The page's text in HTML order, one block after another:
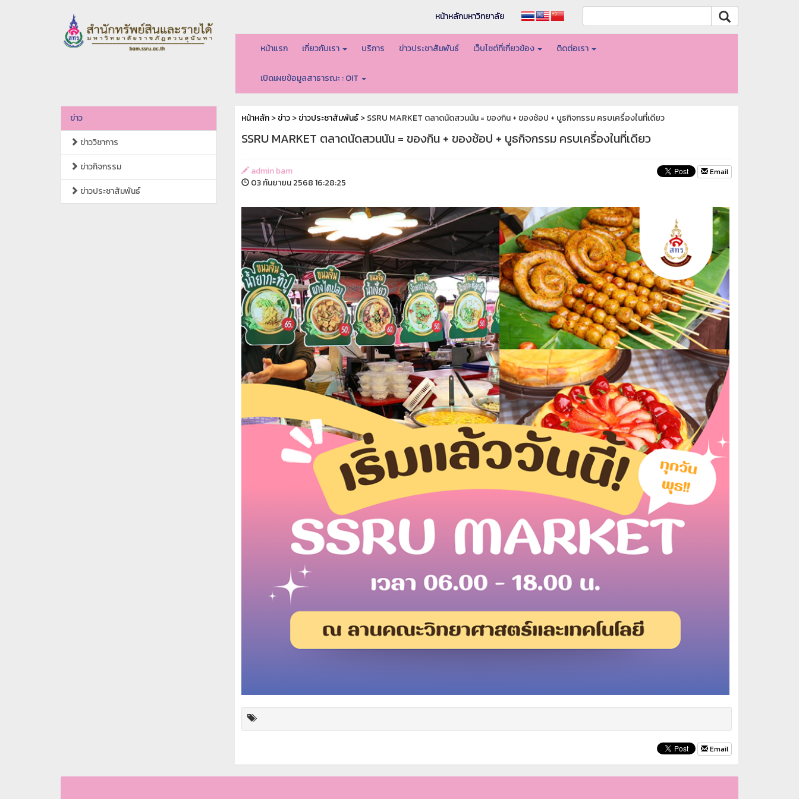
หน้าหลักมหาวิทยาลัย
หน้าแรก เกี่ยวกับเรา บริการ ข่าวประชาสัมพันธ์ เว็บไซต์ที่เกี่ยวข้อง ติดต่อเรา
เปิดเผยข้อมูลสาธารณะ : OIT
ข่าว
ข่าววิชาการ
ข่าวกิจกรรม
ข่าวประชาสัมพันธ์
หน้าหลัก>ข่าว>ข่าวประชาสัมพันธ์> SSRU MARKET ตลาดนัดสวนนัน = ของกิน + ของช้อป + บูธกิจกรรม ครบเครื่องในที่เดียว
SSRU MARKET ตลาดนัดสวนนัน = ของกิน + ของช้อป + บูธกิจกรรม ครบเครื่องในที่เดียว
admin bam
03 กันยายน 2568 16:28:25
Email
Email